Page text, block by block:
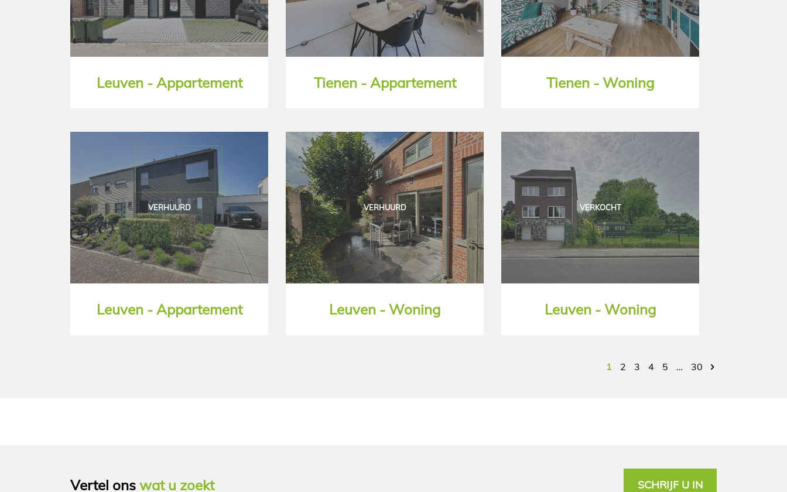
Leuven - Appartement Tienen - Appartement Tienen - Woning
VERHUURD
Leuven - Appartement
VERHUURD
Leuven - Woning
VERKOCHT
Leuven - Woning
1 2 3 4 5 … 30
Vertel ons wat u zoekt SCHRIJF U IN